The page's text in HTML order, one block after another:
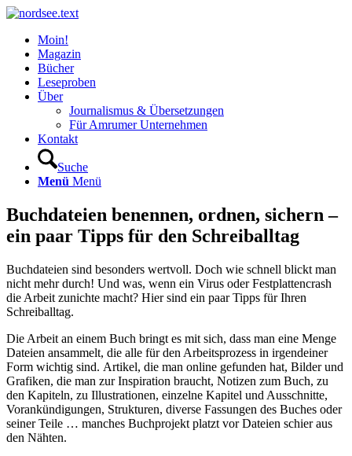
Moin!
Magazin
Bücher
Leseproben
Über
Journalismus & Übersetzungen
Für Amrumer Unternehmen
Kontakt
Suche
Menü Menü
Buchdateien benennen, ordnen, sichern –
ein paar Tipps für den Schreiballtag
Buchdateien sind besonders wertvoll. Doch wie schnell blickt man
nicht mehr durch! Und was, wenn ein Virus oder Festplattencrash
die Arbeit zunichte macht? Hier sind ein paar Tipps für Ihren
Schreiballtag.
Die Arbeit an einem Buch bringt es mit sich, dass man eine Menge
Dateien ansammelt, die alle für den Arbeitsprozess in irgendeiner
Form wichtig sind. Artikel, die man online gefunden hat, Bilder und
Grafiken, die man zur Inspiration braucht, Notizen zum Buch, zu
den Kapiteln, zu Illustrationen, einzelne Kapitel und Ausschnitte,
Vorankündigungen, Strukturen, diverse Fassungen des Buches oder
seiner Teile … manches Buchprojekt platzt vor Dateien schier aus
den Nähten.